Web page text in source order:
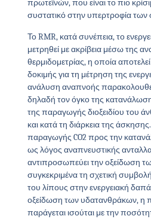
πρωτεϊνών, που είναι το πιο
συστατικό στην υπερτροφία των
Το RMR, κατά συνέπεια, το
μετρηθεί με ακρίβεια μέσω της
θερμιδομετρίας, η οποία
δοκιμής για τη μέτρηση της
ανάλυση αναπνοής
δηλαδή τον όγκο της
της παραγωγής διοξειδίου του
και κατά τη διάρκεια της
παραγωγής CO2 προς την
ως λόγος αναπνευστικής
αντιπροσωπεύει την οξείδωση
συγκεκριμένα τη σχετική
του λίπους στην ενεργειακή
οξείδωση των υδατανθράκων, η
παράγεται ισούται με την